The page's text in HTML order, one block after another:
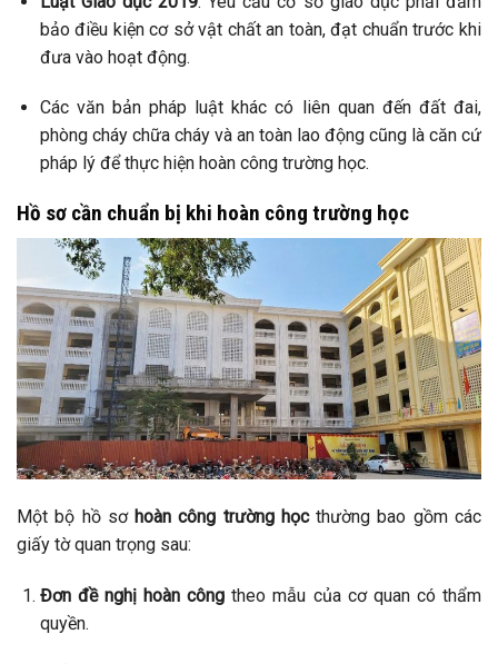
bảo điều kiện cơ sở vật chất an toàn, đạt chuẩn trước khi
đưa vào hoạt động.
Các văn bản pháp luật khác có liên quan đến đất đai,
phòng cháy chữa cháy và an toàn lao động cũng là căn cứ
pháp lý để thực hiện hoàn công trường học.
Hồ sơ cần chuẩn bị khi hoàn công trường học
Một bộ hồ sơhoàn công trường họcthường bao gồm các
giấy tờ quan trọng sau:
Đơn đề nghị hoàn công theo mẫu của cơ quan có thẩm
quyền.